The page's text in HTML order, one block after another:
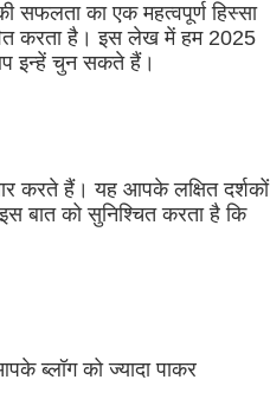
सफलता का एक महत्वपूर्ण हिस्सा
करता है। इस लेख में हम 2025
इन्हें चुन सकते हैं।
करते हैं। यह आपके लक्षित दर्शकों
बात को सुनिश्चित करता है कि
ब्लॉग को ज्यादा पाकर